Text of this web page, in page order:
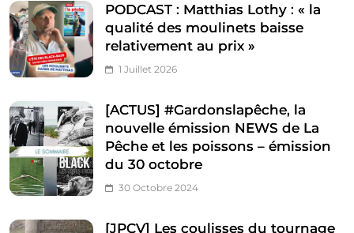
PODCAST : Matthias Lothy : « la
qualité des moulinets baisse
relativement au prix »
1 Juillet 2026
[ACTUS] #Gardonslapêche, la
nouvelle émission NEWS de La
Pêche et les poissons – émission
du 30 octobre
30 Octobre 2024
[JPCV] Les coulisses du tournage